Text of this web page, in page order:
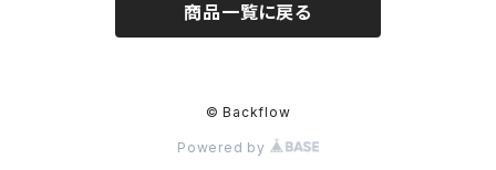
ROUGH TAIL
ACCESSORIES
商品一覧に戻る
© Backflow
Powered by